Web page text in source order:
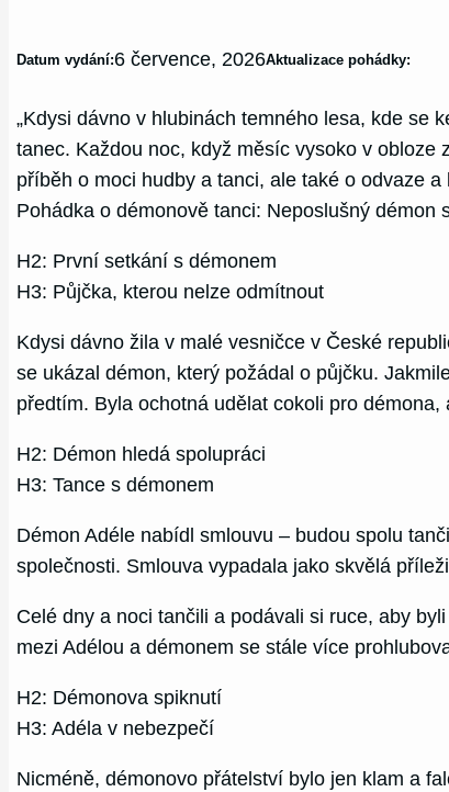
Datum vydání:6 července, 2026Aktualizace pohádky:
„Kdysi dávno v hlubinách temného lesa, kde se
tanec. Každou noc, když měsíc vysoko v
příběh o moci hudby a tanci, ale také o odvaze
Pohádka o démonově tanci: Neposlušný démon
H2: První setkání s démonem
H3: Půjčka, kterou nelze odmítnout
Kdysi dávno žila v malé vesničce v České
se ukázal démon, který požádal o půjčku.
předtím. Byla ochotná udělat cokoli pro
H2: Démon hledá spolupráci
H3: Tance s démonem
Démon Adéle nabídl smlouvu – budou spolu
společnosti. Smlouva vypadala jako skvělá
Celé dny a noci tančili a podávali si ruce, aby
mezi Adélou a démonem se stále více
H2: Démonova spiknutí
H3: Adéla v nebezpečí
Nicméně, démonovo přátelství bylo jen klam a